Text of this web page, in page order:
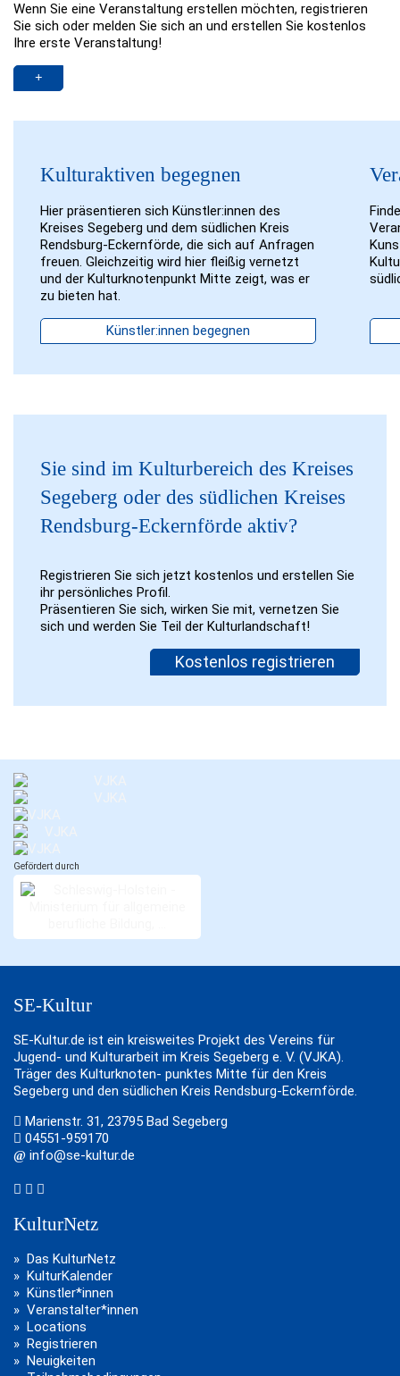
Wenn Sie eine Veranstaltung erstellen möchten, registrieren
Sie sich oder melden Sie sich an und erstellen Sie kostenlos
Ihre erste Veranstaltung!
Kulturaktiven begegnen
Hier präsentieren sich Künstler:innen des
Kreises Segeberg und dem südlichen Kreis
Rendsburg-Eckernförde, die sich auf Anfragen
freuen. Gleichzeitig wird hier fleißig vernetzt
und der Kulturknotenpunkt Mitte zeigt, was er
zu bieten hat.
Künstler:innen begegnen
Sie sind im Kulturbereich des Kreises
Segeberg oder des südlichen Kreises
Rendsburg-Eckernförde aktiv?
Registrieren Sie sich jetzt kostenlos und erstellen Sie
ihr persönliches Profil.
Präsentieren Sie sich, wirken Sie mit, vernetzen Sie
sich und werden Sie Teil der Kulturlandschaft!
Kostenlos registrieren
Gefördert durch
SE-Kultur
SE-Kultur.de ist ein kreisweites Projekt des Vereins für
Jugend- und Kulturarbeit im Kreis Segeberg e. V. (VJKA).
Träger des Kulturknoten- punktes Mitte für den Kreis
Segeberg und den südlichen Kreis Rendsburg-Eckernförde.
Marienstr. 31, 23795 Bad Segeberg
04551-959170
info@se-kultur.de
KulturNetz
Das KulturNetz
KulturKalender
Künstler*innen
Veranstalter*innen
Locations
Registrieren
Neuigkeiten